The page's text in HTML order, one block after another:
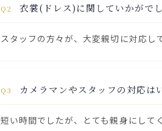
Q2 衣裳(ドレス)に関していかがで
スタッフの方々が、大変親切に対応
Q3 カメラマンやスタッフの対応は
短い時間でしたが、とても親身にして